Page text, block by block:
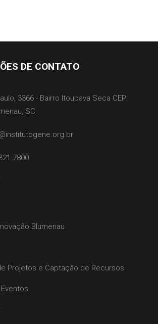
DE CONTATO
3366 - Bairro Itoupava Seca CEP:
SC
7800
Blumenau
Projetos e Captação de Recursos